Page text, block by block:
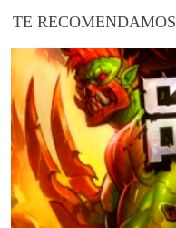
TE RECOMENDAMOS